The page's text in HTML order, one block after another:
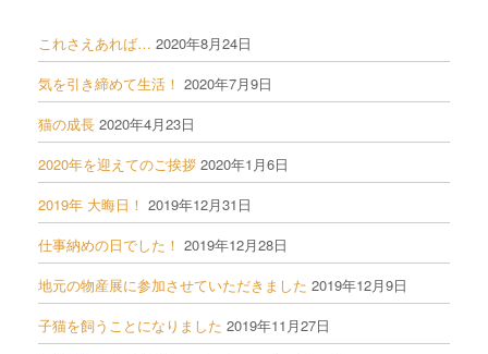
これさえあれば… 2020年8月24日
気を引き締めて生活！ 2020年7月9日
猫の成長 2020年4月23日
2020年を迎えてのご挨拶 2020年1月6日
2019年 大晦日！ 2019年12月31日
仕事納めの日でした！ 2019年12月28日
地元の物産展に参加させていただきました 2019年12月9日
子猫を飼うことになりました 2019年11月27日